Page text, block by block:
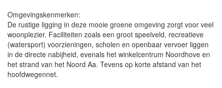
Omgevingskenmerken:
De rustige ligging in deze mooie groene omgeving zorgt voor veel
woonplezier. Faciliteiten zoals een groot speelveld, recreatieve
(watersport) voorzieningen, scholen en openbaar vervoer liggen
in de directe nabijheid, evenals het winkelcentrum Noordhove en
het strand van het Noord Aa. Tevens op korte afstand van het
hoofdwegennet.